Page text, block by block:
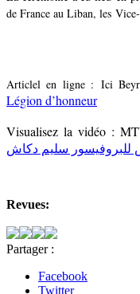
de France au Liban, les
Articlel en ligne : Ici
Légion d’honneur
Visualisez la vidéo :
سليم دكاش
Revues:
Partager :
Facebook
Twitter